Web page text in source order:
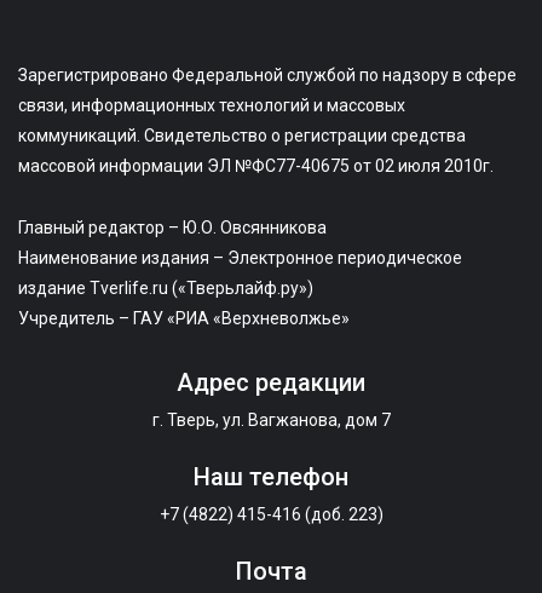
Зарегистрировано Федеральной службой по надзору в сфере
связи, информационных технологий и массовых
коммуникаций. Свидетельство о регистрации средства
массовой информации ЭЛ №ФС77-40675 от 02 июля 2010г.
Главный редактор – Ю.О. Овсянникова
Наименование издания – Электронное периодическое
издание Tverlife.ru («Тверьлайф.ру»)
Учредитель – ГАУ «РИА «Верхневолжье»
Адрес редакции
г. Тверь, ул. Вагжанова, дом 7
Наш телефон
+7 (4822) 415-416 (доб. 223)
Почта